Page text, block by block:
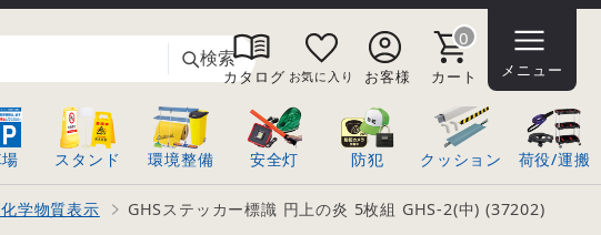
検索
カタログ お気に入り お客様
0
カート メニュー
スタンド 環境整備 安全灯 防犯 クッション 荷役/運搬
学物質表示 GHSステッカー標識 円上の炎 5枚組 GHS-2(中) (37202)